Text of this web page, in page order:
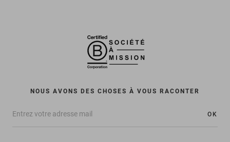
NOUS AVONS DES CHOSES À VOUS RACONTER
OK